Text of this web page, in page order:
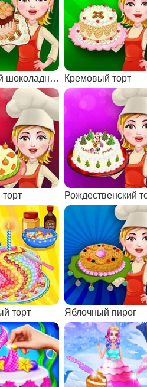
Немецкий шоколадный торт Кремовый торт
Рождественский
торт Яблочный пирог